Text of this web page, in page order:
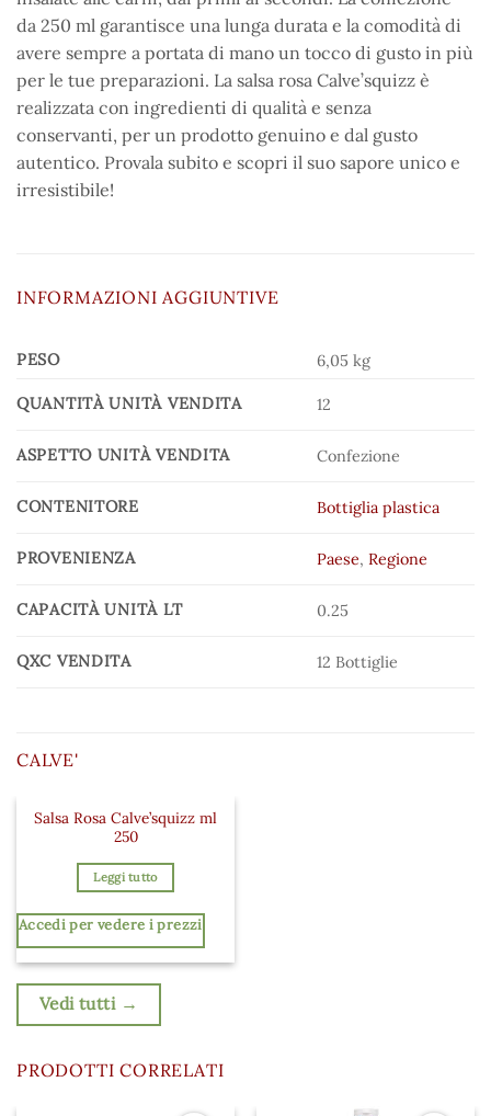
da 250 ml garantisce una lunga durata e la comodità di
avere sempre a portata di mano un tocco di gusto in più
per le tue preparazioni. La salsa rosa Calve’squizz è
realizzata con ingredienti di qualità e senza
conservanti, per un prodotto genuino e dal gusto
autentico. Provala subito e scopri il suo sapore unico e
irresistibile!
INFORMAZIONI AGGIUNTIVE
PESO 6,05 kg
QUANTITÀ UNITÀ VENDITA 12
ASPETTO UNITÀ VENDITA Confezione
CONTENITORE Bottiglia plastica
PROVENIENZA Paese,Regione
CAPACITÀ UNITÀ LT 0.25
QXC VENDITA 12 Bottiglie
CALVE'
Aggiungi ai preferiti
Salsa Rosa Calve’squizz ml
250
Leggi tutto
Accedi per vedere i prezzi
Vedi tutti →
PRODOTTI CORRELATI